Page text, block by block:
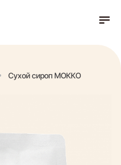
Сухой сироп МОККО